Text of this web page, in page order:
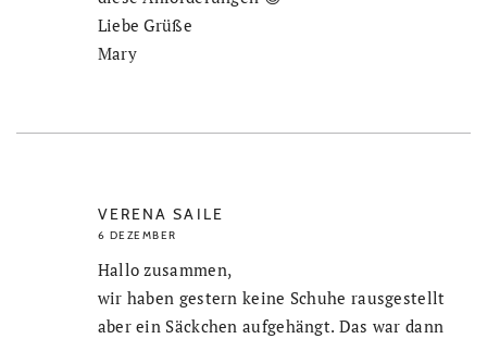
Liebe Grüße
Mary
VERENA SAILE
6 DEZEMBER
Hallo zusammen,
wir haben gestern keine Schuhe rausgestellt
aber ein Säckchen aufgehängt. Das war dann